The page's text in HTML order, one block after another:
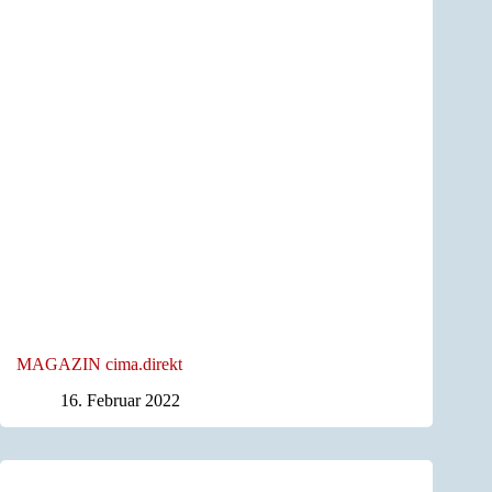
MAGAZIN cima.direkt
16. Februar 2022